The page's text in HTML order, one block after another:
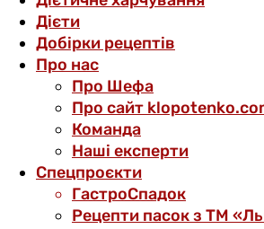
Дієти
Добірки рецептів
Про нас
Про Шефа
Про сайт
Команда
Наші експерти
Спецпроєкти
ГастроСпадок
Рецепти пасок з ТМ